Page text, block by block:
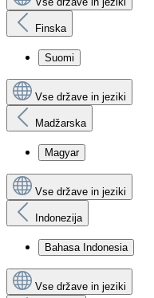
Finska
Suomi
Vse države in jeziki
Madžarska
Magyar
Vse države in jeziki
Indonezija
Bahasa Indonesia
Vse države in jeziki